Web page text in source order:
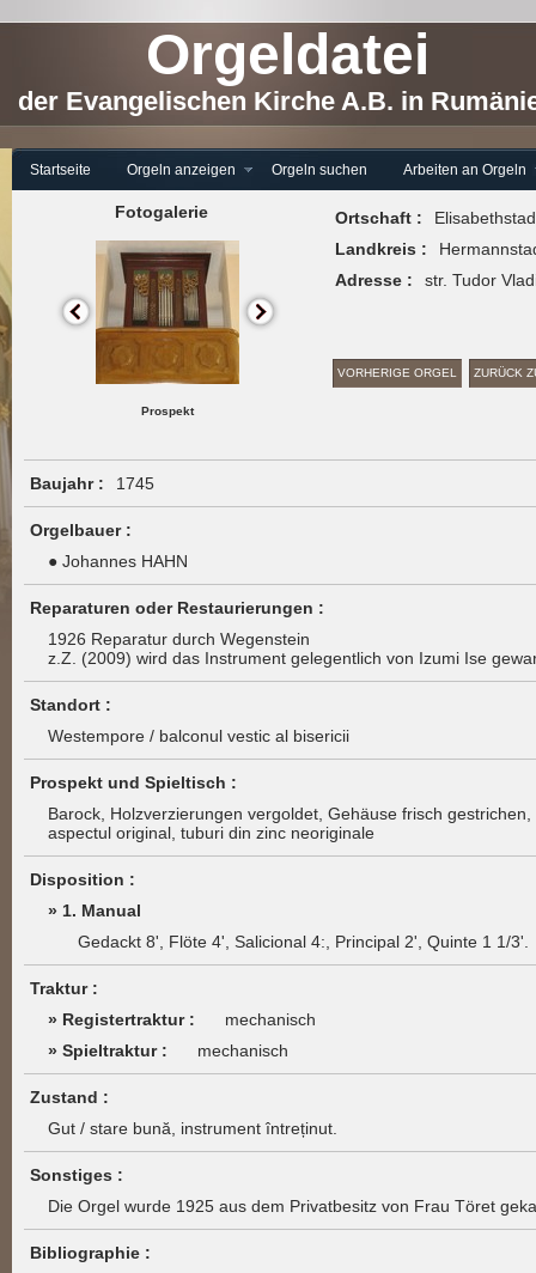
Orgeldatei
der Evangelischen Kirche A.B. in
Startseite Orgeln anzeigen Orgeln suchen Arbeiten an Orgeln
Fotogalerie
Prospekt
Ortschaft :
Landkreis :
Adresse :
str. Tudor
VORHERIGE ORGEL ZURÜCK
Baujahr : 1745
Orgelbauer :
● Johannes HAHN
Reparaturen oder Restaurierungen :
1926 Reparatur durch Wegenstein
z.Z. (2009) wird das Instrument gelegentlich von Izumi Ise
Standort :
Westempore / balconul vestic al bisericii
Prospekt und Spieltisch :
Barock, Holzverzierungen vergoldet, Gehäuse frisch
aspectul original, tuburi din zinc neoriginale
Disposition :
» 1. Manual
Gedackt 8', Flöte 4', Salicional 4:, Principal 2', Quinte 1 1/3'.
Traktur :
» Registertraktur :
mechanisch
» Spieltraktur :
mechanisch
Zustand :
Gut / stare bună, instrument întreținut.
Sonstiges :
Die Orgel wurde 1925 aus dem Privatbesitz von Frau Töret
Bibliographie :